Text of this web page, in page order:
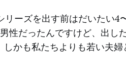
ーズを出す前はだいたい4
性だったんですけど、出し
かも私たちよりも若い夫